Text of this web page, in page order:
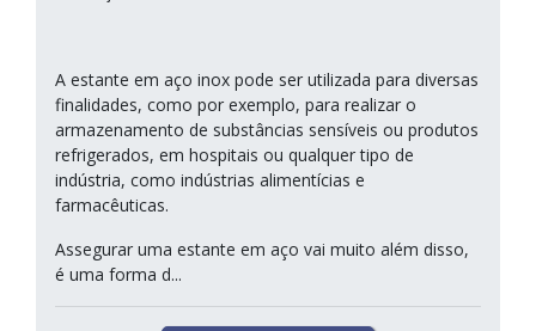
A estante em aço inox pode ser utilizada para diversas
finalidades, como por exemplo, para realizar o
armazenamento de substâncias sensíveis ou produtos
refrigerados, em hospitais ou qualquer tipo de
indústria, como indústrias alimentícias e
farmacêuticas.
Assegurar uma estante em aço vai muito além disso,
é uma forma d...